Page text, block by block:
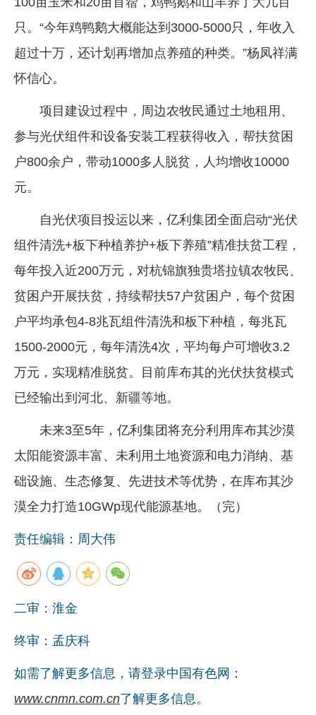
只。“今年鸡鸭鹅大概能达到3000-5000只，年收入
超过十万，还计划再增加点养殖的种类。”杨凤祥满
怀信心。
项目建设过程中，周边农牧民通过土地租用、
参与光伏组件和设备安装工程获得收入，帮扶贫困
户800余户，带动1000多人脱贫，人均增收10000
元。
自光伏项目投运以来，亿利集团全面启动“光伏
组件清洗+板下种植养护+板下养殖”精准扶贫工程，
每年投入近200万元，对杭锦旗独贵塔拉镇农牧民、
贫困户开展扶贫，持续帮扶57户贫困户，每个贫困
户平均承包4-8兆瓦组件清洗和板下种植，每兆瓦
1500-2000元，每年清洗4次，平均每户可增收3.2
万元，实现精准脱贫。目前库布其的光伏扶贫模式
已经输出到河北、新疆等地。
未来3至5年，亿利集团将充分利用库布其沙漠
太阳能资源丰富、未利用土地资源和电力消纳、基
础设施、生态修复、先进技术等优势，在库布其沙
漠全力打造10GWp现代能源基地。（完）
责任编辑：周大伟
二审：淮金
终审：孟庆科
如需了解更多信息，请登录中国有色网：
www.cnmn.com.cn了解更多信息。